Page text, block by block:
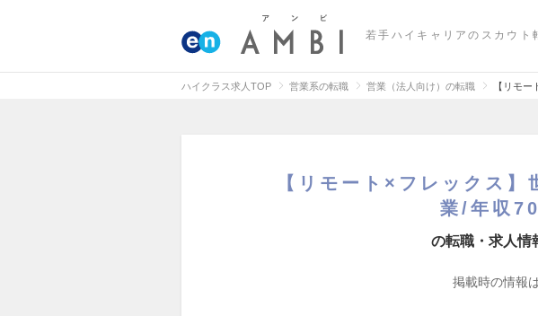
若手ハイキャリアのスカウト
ハイクラス求人TOP 営業系の転職 営業（法人向け）の転職 【リモ
【リモート×フレックス
業/年収
の転職・求人情
掲載時の情報は